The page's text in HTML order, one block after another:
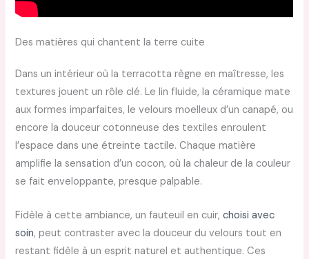
Des matières qui chantent la terre cuite
Dans un intérieur où la terracotta règne en maîtresse, les
textures jouent un rôle clé. Le lin fluide, la céramique mate
aux formes imparfaites, le velours moelleux d’un canapé, ou
encore la douceur cotonneuse des textiles enroulent
l’espace dans une étreinte tactile. Chaque matière
amplifie la sensation d’un cocon, où la chaleur de la couleur
se fait enveloppante, presque palpable.
Fidèle à cette ambiance, un fauteuil en cuir,choisi avec
soin, peut contraster avec la douceur du velours tout en
restant fidèle à un esprit naturel et authentique. Ces